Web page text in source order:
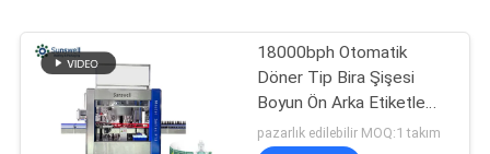
18000bph Otomatik
Döner Tip Bira Şişesi
Boyun Ön Arka Etiketleme
Makinesi
pazarlık edilebilir MOQ:1 takım